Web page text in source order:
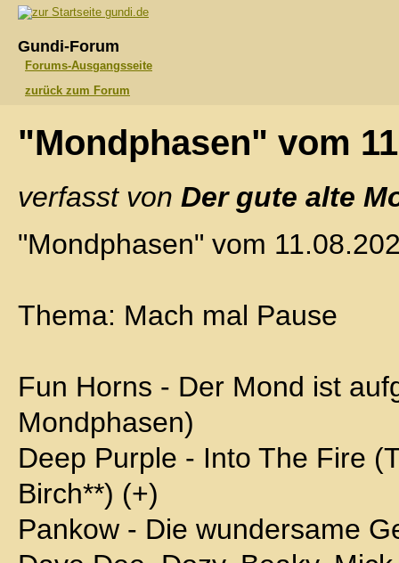
gundi.de
Gundi-Forum
Forums-Ausgangsseite
zurück zum Forum
"Mondphasen" vom
verfasst von Der gute alte
"Mondphasen" vom
Thema: Mach mal Pause
Fun Horns - Der Mond ist
Mondphasen)
Deep Purple - Into The Fire
Birch**) (+)
Pankow - Die wundersame